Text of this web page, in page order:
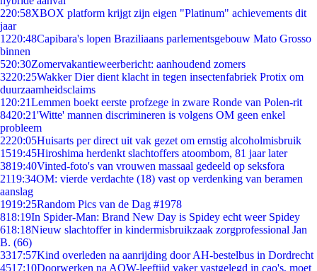
220:58XBOX platform krijgt zijn eigen "Platinum" achievements dit
jaar
1220:48Capibara's lopen Braziliaans parlementsgebouw Mato Grosso
binnen
520:30Zomervakantieweerbericht: aanhoudend zomers
3220:25Wakker Dier dient klacht in tegen insectenfabriek Protix om
duurzaamheidsclaims
1 20:21Lemmen boekt eerste profzege in zware Ronde van Polen-rit
8420:21'Witte' mannen discrimineren is volgens OM geen enkel
probleem
2220:05Huisarts per direct uit vak gezet om ernstig alcoholmisbruik
1519:45Hiroshima herdenkt slachtoffers atoombom, 81 jaar later
3819:40Vinted-foto's van vrouwen massaal gedeeld op seksfora
2119:34OM: vierde verdachte (18) vast op verdenking van beramen
aanslag
1919:25Random Pics van de Dag #1978
818:19In Spider-Man: Brand New Day is Spidey echt weer Spidey
618:18Nieuw slachtoffer in kindermisbruikzaak zorgprofessional Jan
B. (66)
3317:57Kind overleden na aanrijding door AH-bestelbus in Dordrecht
4517:10Doorwerken na AOW-leeftijd vaker vastgelegd in cao's, moet